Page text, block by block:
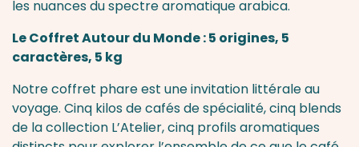
les nuances du spectre aromatique arabica.
Le Coffret Autour du Monde : 5 origines, 5
caractères, 5 kg
Notre coffret phare est une invitation littérale au
voyage. Cinq kilos de cafés de spécialité, cinq blends
de la collection L’Atelier, cinq profils aromatiques